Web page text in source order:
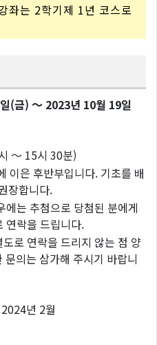
좌는 2학기제 1년 코스로
(금) ～ 2023년 10월 19일
～ 15시 30분)
이은 후반부입니다. 기초를 배
장합니다.
는 추첨으로 당첨된 분에게
연락을 드립니다.
로 연락을 드리지 않는 점 양
의는 삼가해 주시기 바랍니
년 2월